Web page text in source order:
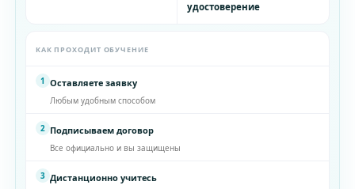
удостоверение
КАК ПРОХОДИТ ОБУЧЕНИЕ
1 Оставляете заявку
Любым удобным способом
2 Подписываем договор
Все официально и вы защищены
3 Дистанционно учитесь